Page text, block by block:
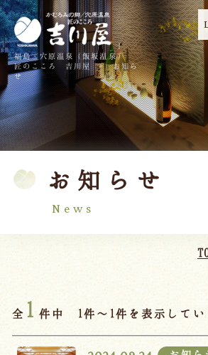
福島・穴原温泉（飯坂温泉）
匠のこころ 吉川屋 - お知ら
せ
お知らせ
News
全 1 件中 1件～1件を表示してい
! 吉川屋のコロナウイルス感
TOP 吉川
温泉 客室
料理
館内
ご宿泊プラン